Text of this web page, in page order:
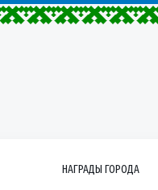
НАГРАДЫ ГОРОДА